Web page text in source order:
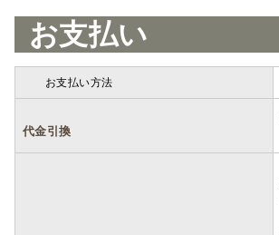
お支払い
お支払い方法
代金引換